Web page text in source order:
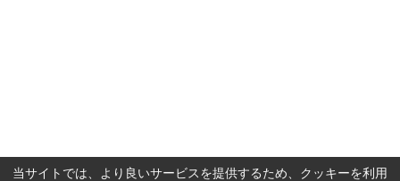
当サイトでは、より良いサービスを提供するため、クッキーを利用